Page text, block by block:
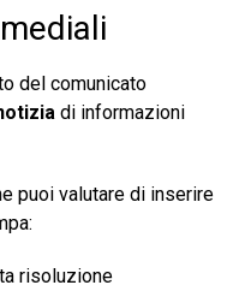
del comunicato
di informazioni
puoi valutare di inserire
risoluzione